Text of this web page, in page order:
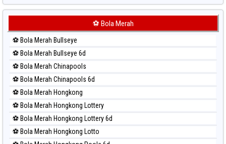
Paito Harian Sydney Lottery
Paito Harian Sydney Lottery 6d
Paito Harian Sydney Lotto
Paito Harian Sydney Pools 6d
Paito Harian Taipei
Paito Harian Taiwan
⚽ Bola Merah
⚽ Bola Merah Bullseye
⚽ Bola Merah Bullseye 6d
⚽ Bola Merah Chinapools
⚽ Bola Merah Chinapools 6d
⚽ Bola Merah Hongkong
⚽ Bola Merah Hongkong Lottery
⚽ Bola Merah Hongkong Lottery 6d
⚽ Bola Merah Hongkong Lotto